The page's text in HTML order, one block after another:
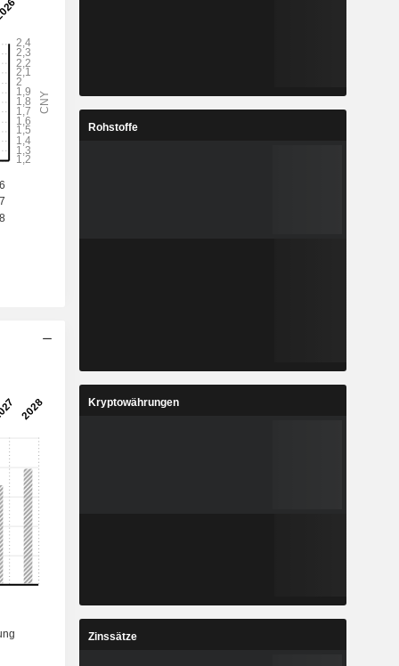
Rohstoffe
Kryptowährungen
Zinssätze